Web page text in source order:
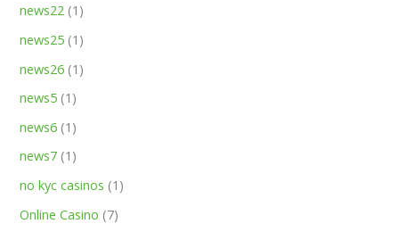
news22 (1)
news25 (1)
news26 (1)
news5 (1)
news6 (1)
news7 (1)
no kyc casinos (1)
Online Casino (7)